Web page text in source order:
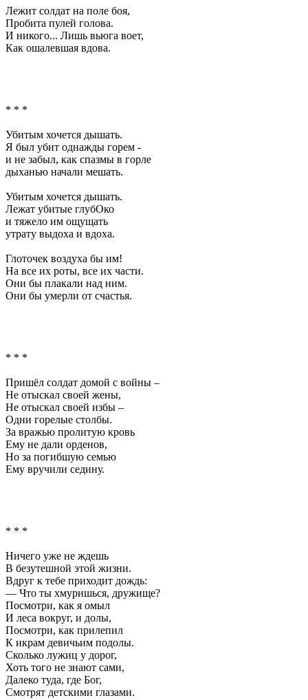
Лежит солдат на поле боя,
Пробита пулей голова.
И никого... Лишь вьюга воет,
Как ошалевшая вдова.
* * *
Убитым хочется дышать.
Я был убит однажды горем -
и не забыл, как спазмы в горле
дыханью начали мешать.
Убитым хочется дышать.
Лежат убитые глубОко
и тяжело им ощущать
утрату выдоха и вдоха.
Глоточек воздуха бы им!
На все их роты, все их части.
Они бы плакали над ним.
Они бы умерли от счастья.
* * *
Пришёл солдат домой с войны –
Не отыскал своей жены,
Не отыскал своей избы –
Одни горелые столбы.
За вражью пролитую кровь
Ему не дали орденов,
Но за погибшую семью
Ему вручили седину.
* * *
Ничего уже не ждешь
В безутешной этой жизни.
Вдруг к тебе приходит дождь:
— Что ты хмуришься, дружище?
Посмотри, как я омыл
И леса вокруг, и долы,
Посмотри, как прилепил
К икрам девичьим подолы.
Сколько лужиц у дорог,
Хоть того не знают сами,
Далеко туда, где Бог,
Смотрят детскими глазами.